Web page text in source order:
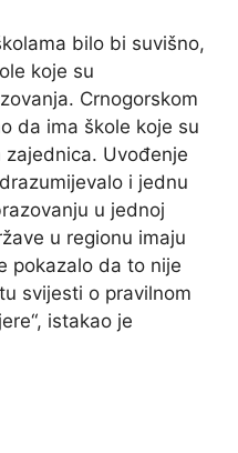
bilo bi suvišno,
koje su
Crnogorskom
da ima škole koje su
Uvođenje
i jednu
u jednoj
u regionu imaju
pokazalo da to nije
svijesti o pravilnom
istakao je